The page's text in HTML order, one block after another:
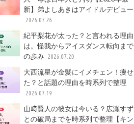
新】弟よしあきはアイドルデビュー
2026.07.26
紀平梨花が太った？と言われる理由
は。怪我からアイスダンス転向まで
の歩み
2026.07.20
大西流星が金髪にイメチェン！痩せ
た？と話題の理由を時系列で整理
2026.07.19
山﨑賢人の彼女は今いる？広瀬すず
との破局までを時系列で整理【キン